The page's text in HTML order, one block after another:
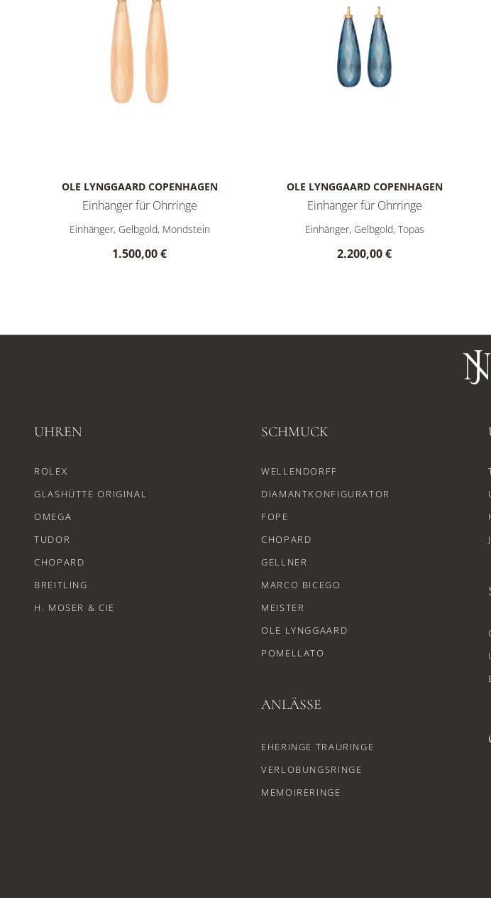
OLE LYNGGAARD COPENHAGEN
Einhänger für Ohrringe
Ole Lynggaard Copenhagen Einhänger für Ohrringe, Ref: A1715-406, Preis: 1.500,00 €
Einhänger, Gelbgold, Mondstein
1.500,00 €
OLE LYNGGAARD COPENHAGEN
Einhänger für Ohrringe
Ole Lynggaard Copenhagen Einhänger für
Einhänger, Gelbgold, Topas
2.200,00 €
UHREN
ROLEX
GLASHÜTTE ORIGINAL
OMEGA
TUDOR
CHOPARD
BREITLING
H. MOSER & CIE
SCHMUCK
WELLENDORFF
DIAMANTKONFIGURATOR
FOPE
CHOPARD
GELLNER
MARCO BICEGO
MEISTER
OLE LYNGGAARD
POMELLATO
ANLÄSSE
EHERINGE TRAURINGE
VERLOBUNGSRINGE
MEMOIRERINGE